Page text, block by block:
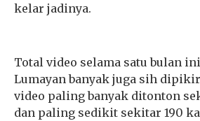
kelar jadinya.
Total video selama satu bulan
Lumayan banyak juga sih
video paling banyak ditonton
dan paling sedikit sekitar 190